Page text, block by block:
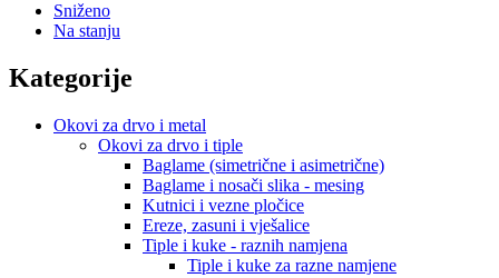
Sniženo
Na stanju
Kategorije
Okovi za drvo i metal
Okovi za drvo i tiple
Baglame (simetrične i asimetrične)
Baglame i nosači slika - mesing
Kutnici i vezne pločice
Ereze, zasuni i vješalice
Tiple i kuke - raznih namjena
Tiple i kuke za razne namjene